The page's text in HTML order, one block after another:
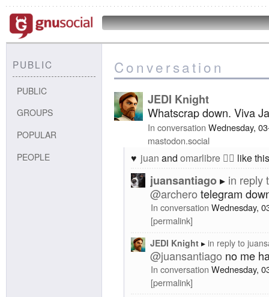
PUBLIC
PUBLIC
GROUPS
POPULAR
PEOPLE
Conversation
JEDI Knight
Whatscrap down. Viva
In conversation Wednesday,
mastodon.social
juan andomarlibre 🏳️‍🌈 like
juansantiago
in reply
@archerotelegram
In conversation Wednesday,
permalink
JEDI Knight in reply to
@juansantiago no me
In conversation Wednesday,
permalink